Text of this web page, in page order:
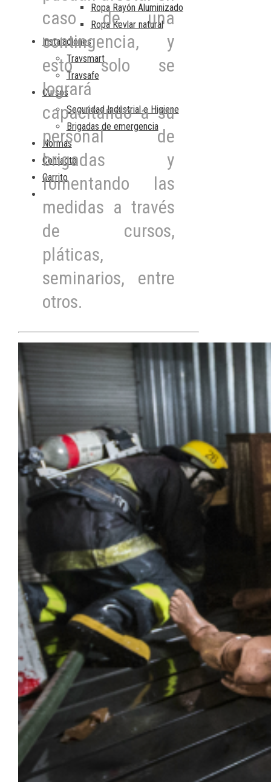
Ropa Rayón Aluminizado
Ropa Kevlar natural
Instalaciones
Travsmart
Travsafe
Cursos
Seguridad Industrial e Higiene
Brigadas de emergencia
Normas
Contacto
Carrito
caso de una
contingencia, y
esto solo se
logrará
capacitando a su
personal de
brigadas y
fomentando las
medidas a través
de cursos,
pláticas,
seminarios, entre
otros.